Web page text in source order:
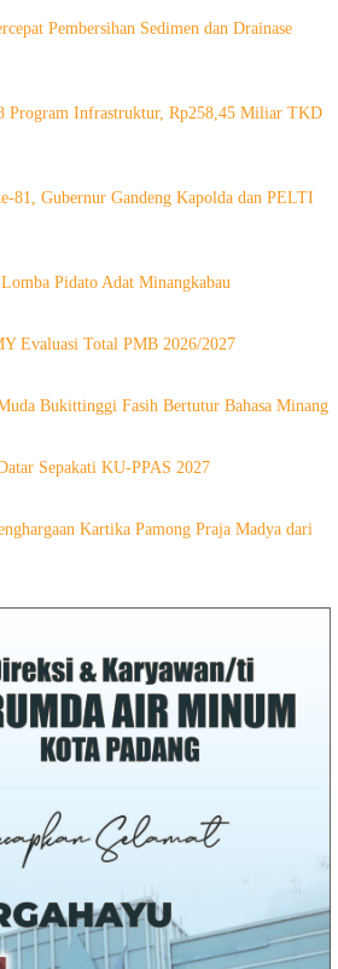
Pembersihan Sedimen dan Drainase
Program Infrastruktur, Rp258,45 Miliar TKD
81, Gubernur Gandeng Kapolda dan PELTI
Pidato Adat Minangkabau
Evaluasi Total PMB 2026/2027
Bukittinggi Fasih Bertutur Bahasa Minang
Sepakati KU-PPAS 2027
Kartika Pamong Praja Madya dari